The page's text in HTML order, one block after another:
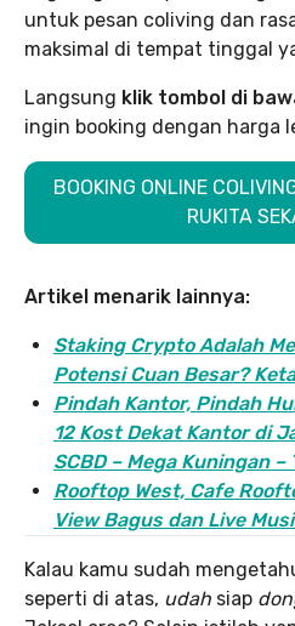
untuk pesan coliving dan
maksimal di tempat tinggal
Langsung klik tombol di
ingin booking dengan harga
BOOKING ONLINE
RUKITA
Artikel menarik lainnya:
Staking Crypto Adalah
Potensi Cuan Besar?
Pindah Kantor, Pindah
12 Kost Dekat Kantor di
SCBD – Mega Kuningan –
Rooftop West, Cafe
View Bagus dan Live
Kalau kamu sudah
seperti di atas, udah siap